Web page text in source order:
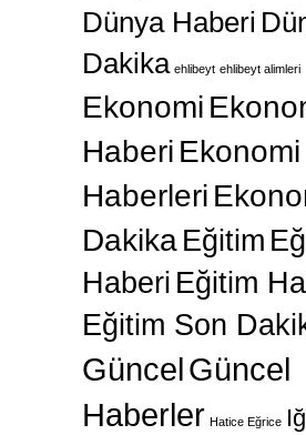
Dünya Haberi
Dakika ehlibeyt ehlibeyt alimleri
Ekonomi
Haberi Ekonomi
Haberleri
Dakika Eğitim
Haberi Eğitim
Eğitim Son
GüncelGüncel
Haberler Hatice Eğrice